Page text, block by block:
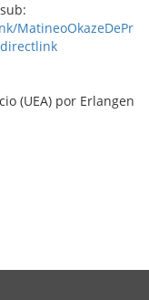
MatineoOkazeDePr
(UEA) por Erlangen